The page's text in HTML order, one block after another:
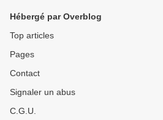
Hébergé par Overblog
Top articles
Pages
Contact
Signaler un abus
C.G.U.